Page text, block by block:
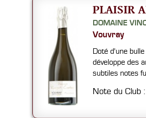
PLAISIR
DOMAINE
Vouvray
Doté d'une
développe des
subtiles notes
Note du Club